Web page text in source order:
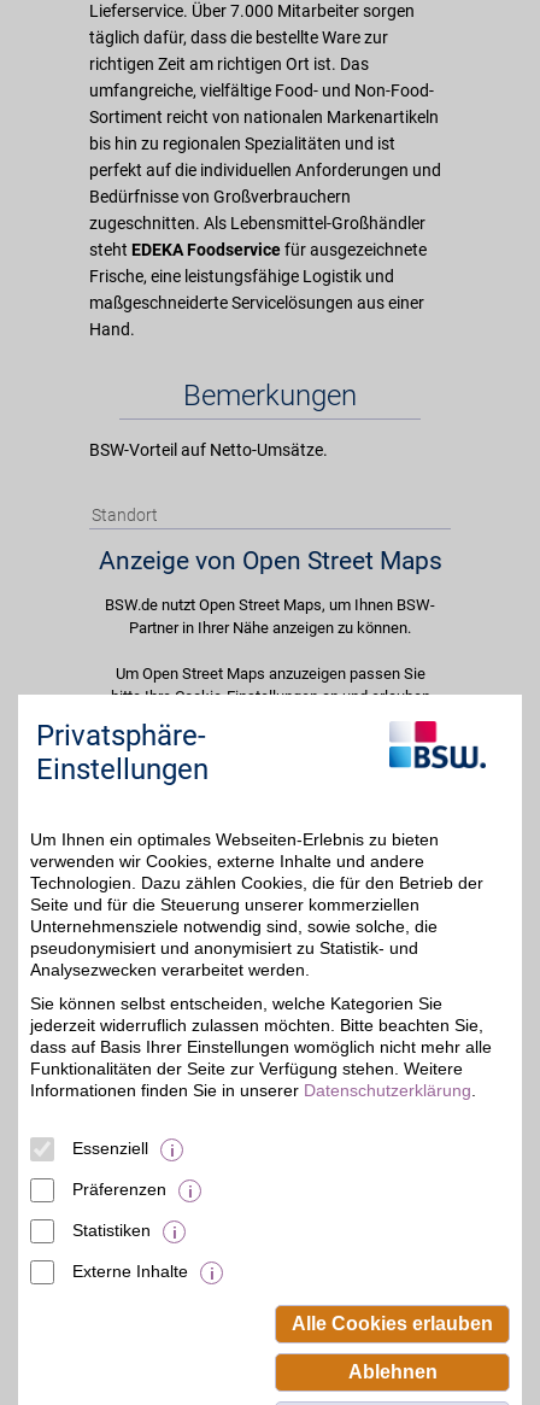
Lieferservice. Über 7.000 Mitarbeiter sorgen
täglich dafür, dass die bestellte Ware zur
richtigen Zeit am richtigen Ort ist. Das
umfangreiche, vielfältige Food- und Non-Food-
Sortiment reicht von nationalen Markenartikeln
bis hin zu regionalen Spezialitäten und ist
perfekt auf die individuellen Anforderungen und
Bedürfnisse von Großverbrauchern
zugeschnitten. Als Lebensmittel-Großhändler
steht EDEKA Foodservicefür ausgezeichnete
Frische, eine leistungsfähige Logistik und
maßgeschneiderte Servicelösungen aus einer
Hand.
Bemerkungen
BSW-Vorteil auf Netto-Umsätze.
Standort
Anzeige von Open Street Maps
BSW.de nutzt Open Street Maps, um Ihnen BSW-
Partner in Ihrer Nähe anzeigen zu können.
Um Open Street Maps anzuzeigen passen Sie
bitte Ihre Cookie-Einstellungen an und erlauben
Sie "Externe Inhalte". Diese Auswahl können Sie
jederzeit über die Cookie-Einstellungen im
unteren Seitenbereich ändern.
Adresse
Industriestr. 24
99427 Weimar
Filialen in der Nähe
Beamten-Selbsthilfewerk GmbH.
Privatsphäre-
Einstellungen
Um Ihnen ein optimales Webseiten-Erlebnis zu bieten
verwenden wir Cookies, externe Inhalte und andere
Technologien. Dazu zählen Cookies, die für den Betrieb der
Seite und für die Steuerung unserer kommerziellen
Unternehmensziele notwendig sind, sowie solche, die
pseudonymisiert und anonymisiert zu Statistik- und
Analysezwecken verarbeitet werden.
Sie können selbst entscheiden, welche Kategorien Sie
jederzeit widerruflich zulassen möchten. Bitte beachten Sie,
dass auf Basis Ihrer Einstellungen womöglich nicht mehr alle
Funktionalitäten der Seite zur Verfügung stehen. Weitere
Informationen finden Sie in unserer Datenschutzerklärung
Essenziell
Präferenzen
Statistiken
Externe Inhalte
Alle Cookies erlauben
Ablehnen